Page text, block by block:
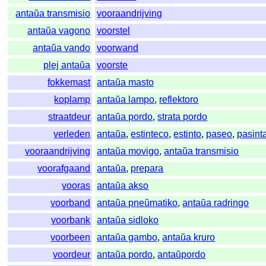
antaŭa transmisio
vooraandrijving
antaŭa vagono
voorstel
antaŭa vando
voorwand
plej antaŭa
voorste
fokkemast
antaŭa masto
koplamp
antaŭa lampo, reflektoro
straatdeur
antaŭa pordo,strata pordo
verleden
antaŭa,estinteco,estinto, paseo,
vooraandrijving
antaŭa movigo,antaŭa transmisio
voorafgaand
antaŭa, prepara
vooras
antaŭa akso
voorband
antaŭa pneŭmatiko,antaŭa radringo
voorbank
antaŭa sidloko
voorbeen
antaŭa gambo,antaŭa kruro
voordeur
antaŭa pordo,antaŭpordo